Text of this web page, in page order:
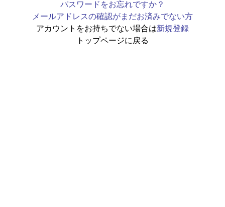
パスワードをお忘れですか？
メールアドレスの確認がまだお済みでない方
アカウントをお持ちでない場合は新規登録
トップページに戻る